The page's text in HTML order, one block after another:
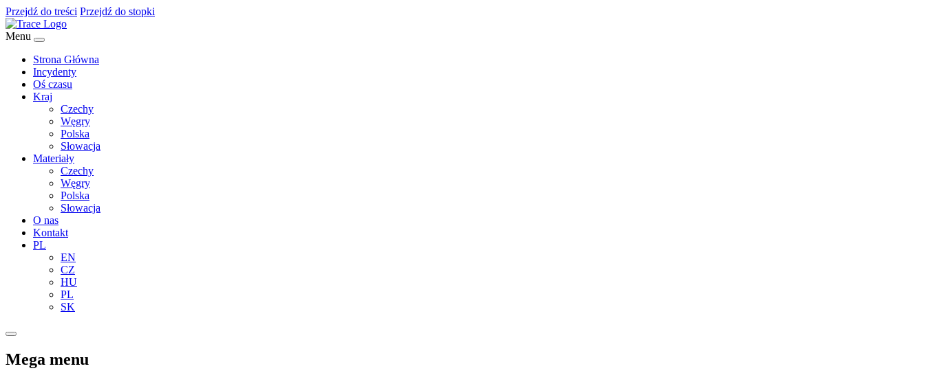
Przejdź do treści Przejdź do stopki
Menu
Strona Główna
Incydenty
Oś czasu
Kraj
Czechy
Węgry
Polska
Słowacja
Materiały
Czechy
Węgry
Polska
Słowacja
O nas
Kontakt
PL
EN
CZ
HU
PL
SK
Mega menu